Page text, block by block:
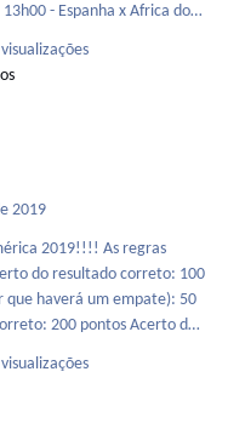
2019
pontos Se houver
de pênaltis: pontuação do